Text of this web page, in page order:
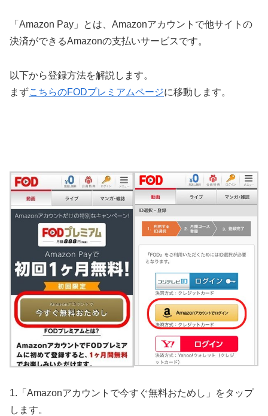
「Amazon Pay」とは、Amazonアカウントで他サイトの
決済ができるAmazonの支払いサービスです。
以下から登録方法を解説します。
まずこちらのFODプレミアムページに移動します。
1.「Amazonアカウントで今すぐ無料おためし」をタップ
します。